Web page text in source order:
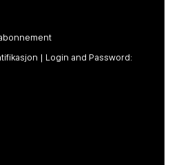
| Login and Password: